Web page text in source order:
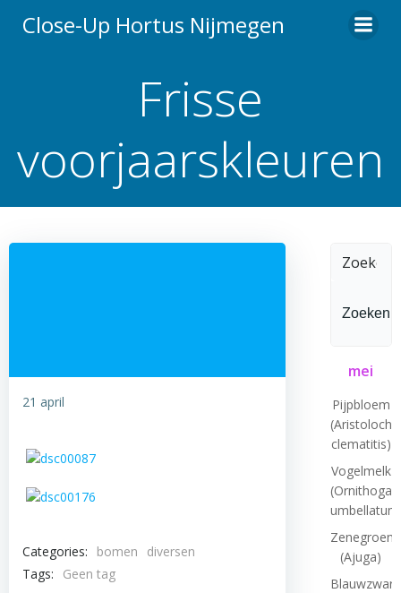
naar
Close-Up Hortus Nijmegen
Frisse
voorjaarskleuren
21 april
Categories: bomen
diversen
Tags:
Geen tag
Zoeken
mei
Pijpbloem
(Aristolochia
clematitis)
Vogelmelk
Zenegroen
(Ajuga)